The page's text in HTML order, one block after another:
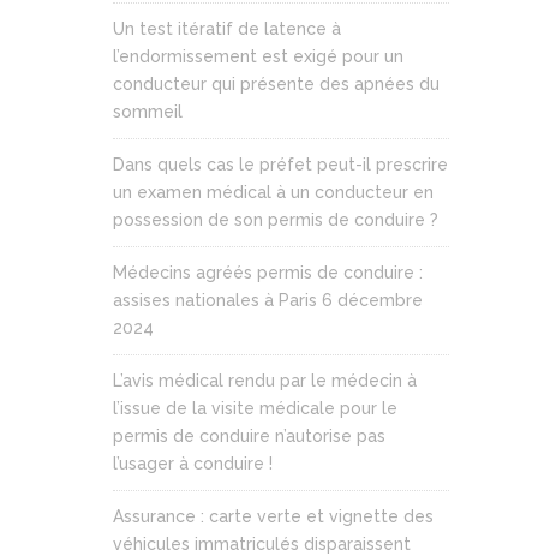
Un test itératif de latence à
l’endormissement est exigé pour un
conducteur qui présente des apnées du
sommeil
Dans quels cas le préfet peut-il prescrire
un examen médical à un conducteur en
possession de son permis de conduire ?
Médecins agréés permis de conduire :
assises nationales à Paris 6 décembre
2024
L’avis médical rendu par le médecin à
l’issue de la visite médicale pour le
permis de conduire n’autorise pas
l’usager à conduire !
Assurance : carte verte et vignette des
véhicules immatriculés disparaissent